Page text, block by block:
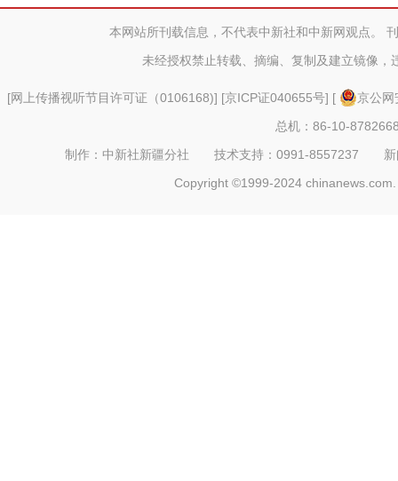
本网站所刊载信息，不代表中新社和中新网观点。
未经授权禁止转载、摘编、复制及建立镜像，
[网上传播视听节目许可证（0106168)] [京ICP证040655号] [
京公
总机：86-10-
制作：中新社新疆分社 技术支持：0991-8557237
Copyright ©1999-2024